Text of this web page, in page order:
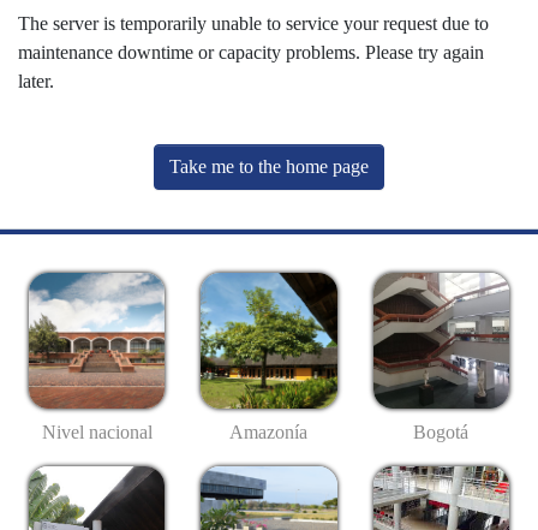
The server is temporarily unable to service your request due to
maintenance downtime or capacity problems. Please try again
later.
Take me to the home page
Nivel nacional Amazonía Bogotá